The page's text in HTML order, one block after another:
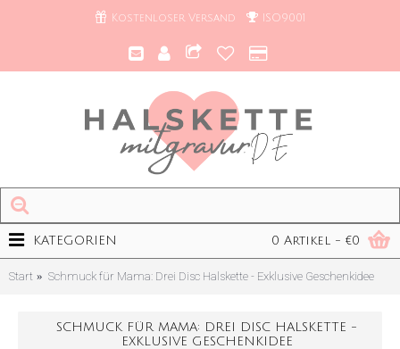
Kostenloser Versand ISO9001
0 Artikel - €0
KATEGORIEN
Start Schmuck für Mama: Drei Disc Halskette - Exklusive Geschenkidee
SCHMUCK FÜR MAMA: DREI DISC HALSKETTE -
EXKLUSIVE GESCHENKIDEE